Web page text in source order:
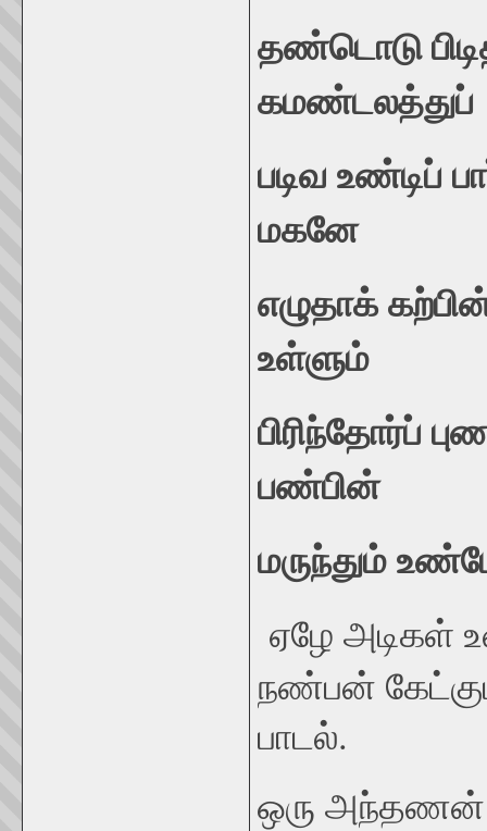
தண்டொடு
படிவ உண்டிப்
எழுதாக்
பிரிந்தோர்ப்
மருந்தும்
ஏழே அடிகள்
நண்பன்
பாடல்.
ஒரு